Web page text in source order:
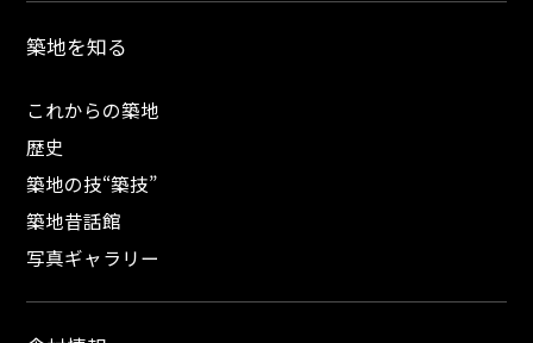
築地を知る
これからの築地
歴史
築地の技“築技”
築地昔話館
写真ギャラリー